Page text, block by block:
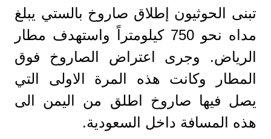
تبنى الحوثيون إطلاق صاروخ بالستي يبلغ
مداه نحو 750 كيلومتراً واستهدف مطار
الرياض. وجرى اعتراض الصاروخ فوق
المطار وكانت هذه المرة الاولى التي
يصل فيها صاروخ اطلق من اليمن الى
هذه المسافة داخل السعودية.